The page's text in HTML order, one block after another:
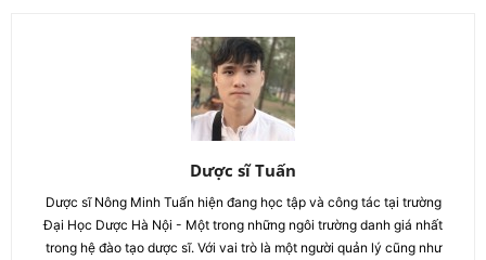
Dược sĩ Tuấn
Dược sĩ Nông Minh Tuấn hiện đang học tập và công tác tại trường
Đại Học Dược Hà Nội - Một trong những ngôi trường danh giá nhất
trong hệ đào tạo dược sĩ. Với vai trò là một người quản lý cũng như